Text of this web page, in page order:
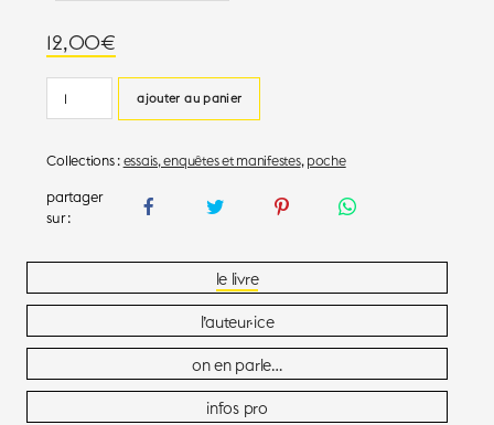
12,00€
quantité
de
guerre
des
mots
ajouter au panier
Collections :essais, enquêtes et manifestes,poche
le livre
l’auteur·ice
on en parle…
infos pro